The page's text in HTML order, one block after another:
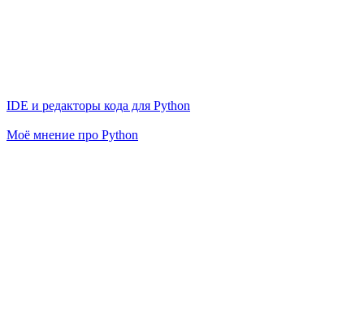
IDE и редакторы кода для Python
Моё мнение про Python